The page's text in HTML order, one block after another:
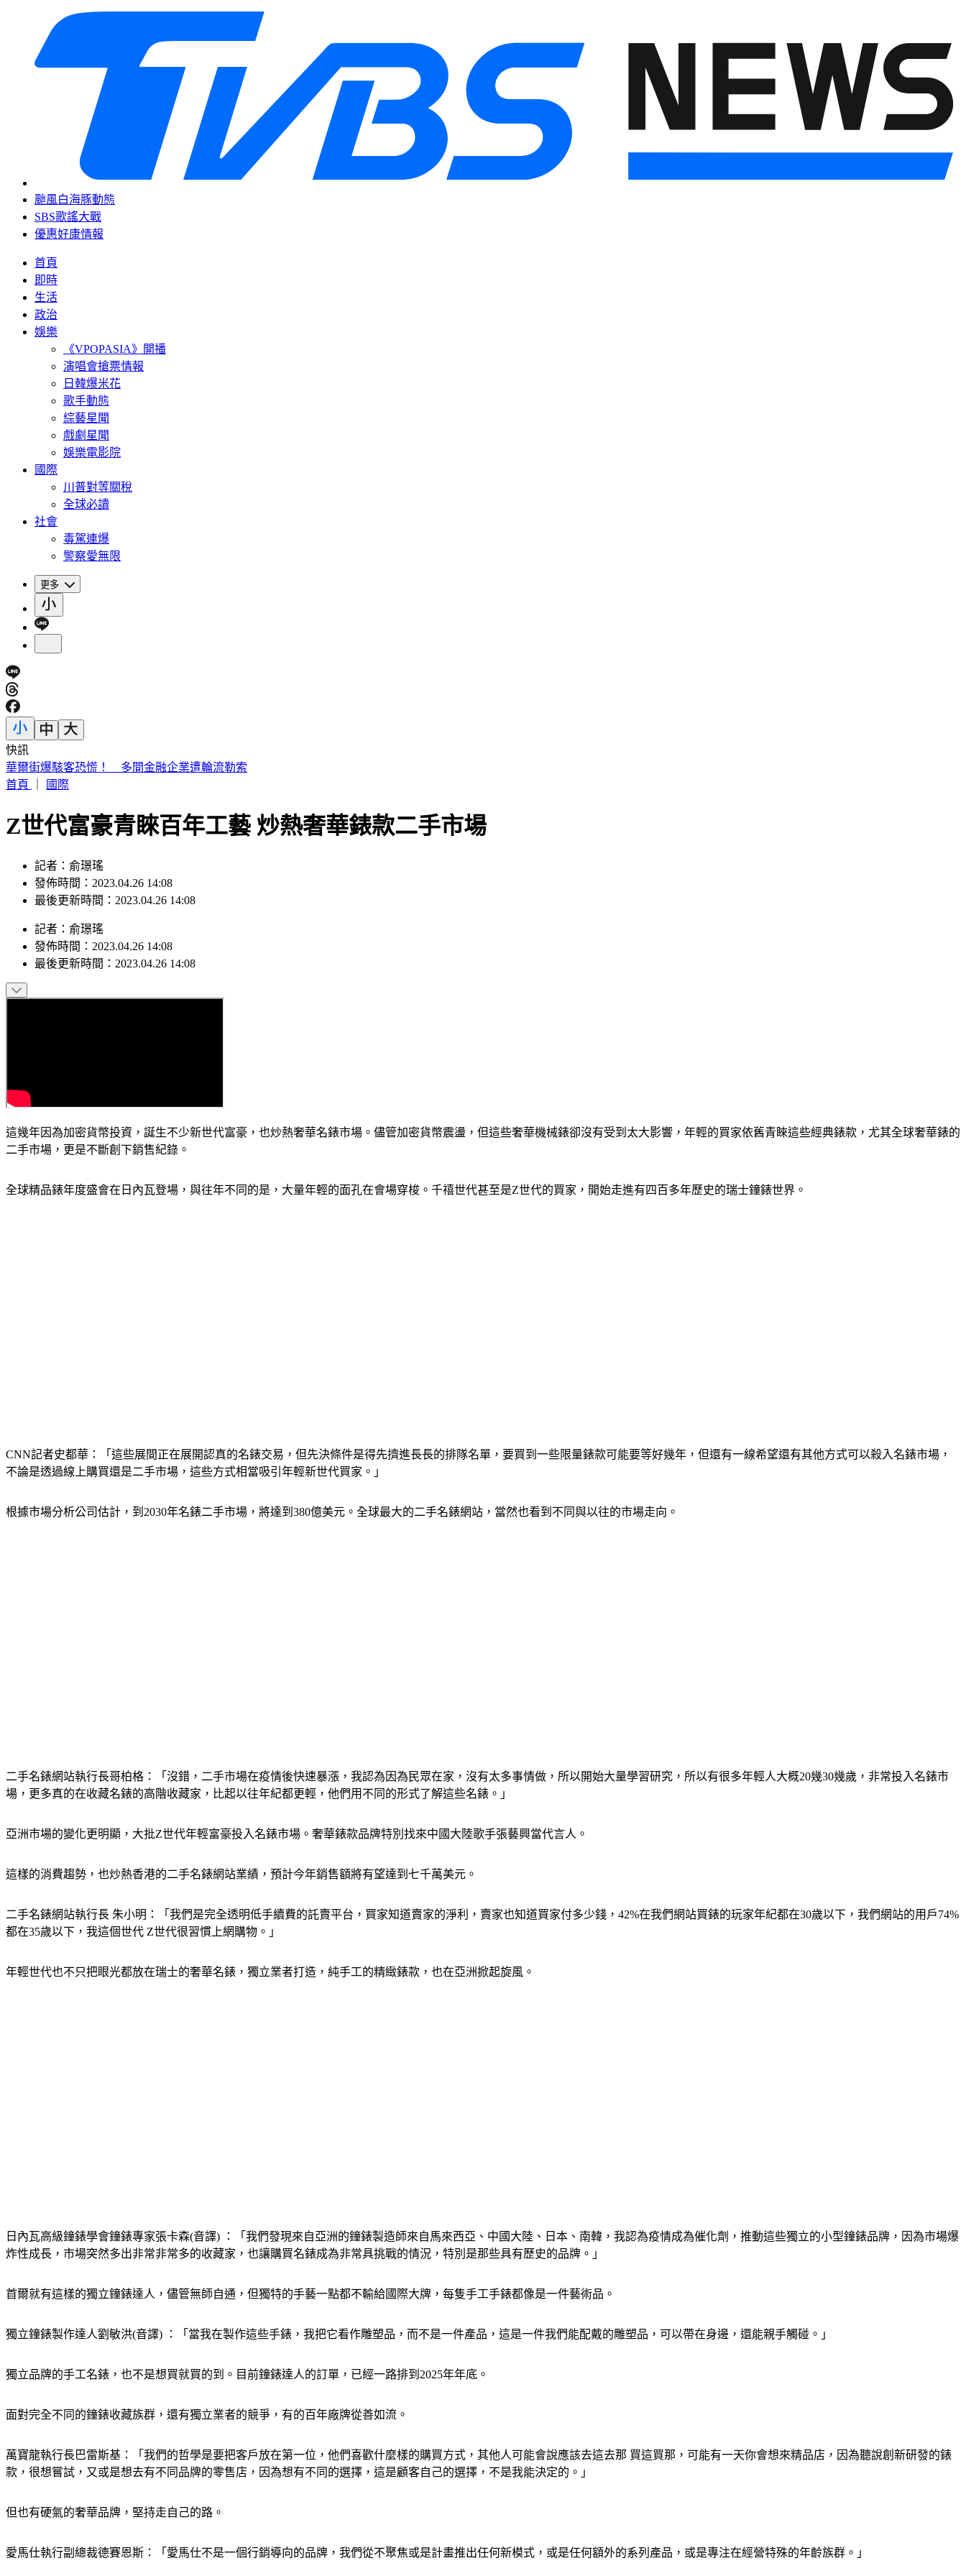
颱風白海豚動態
SBS歌謠大戰
優惠好康情報
首頁
即時
生活
政治
娛樂
《VPOPASIA》開播
演唱會搶票情報
日韓爆米花
歌手動態
綜藝星聞
戲劇星聞
娛樂電影院
國際
川普對等關稅
全球必讀
社會
毒駕連爆
警察愛無限
更多
快訊
華爾街爆駭客恐慌！ 多間金融企業遭輪流勒索
首頁
國際
Z世代富豪青睞百年工藝 炒熱奢華錶款二手市場
記者：俞璟瑤
發佈時間：2023.04.26 14:08
最後更新時間：2023.04.26 14:08
記者 ： 俞璟瑤
發佈時間： 2023.04.26 14:08
最後更新時間： 2023.04.26 14:08
這幾年因為加密貨幣投資，誕生不少新世代富豪，也炒熱奢華名錶市場。儘管加密貨幣震盪，但這些奢華機械錶卻沒有受到太大影響，年輕的買家依舊青睞這些經典錶款，尤其全球奢華錶的
二手市場，更是不斷創下銷售紀錄。
全球精品錶年度盛會在日內瓦登場，與往年不同的是，大量年輕的面孔在會場穿梭。千禧世代甚至是Z世代的買家，開始走進有四百多年歷史的瑞士鐘錶世界。
CNN記者史都華：「這些展間正在展開認真的名錶交易，但先決條件是得先擠進長長的排隊名單，要買到一些限量錶款可能要等好幾年，但還有一線希望還有其他方式可以殺入名錶市場，
不論是透過線上購買還是二手市場，這些方式相當吸引年輕新世代買家。」
根據市場分析公司估計，到2030年名錶二手市場，將達到380億美元。全球最大的二手名錶網站，當然也看到不同與以往的市場走向。
二手名錶網站執行長哥柏格：「沒錯，二手市場在疫情後快速暴漲，我認為因為民眾在家，沒有太多事情做，所以開始大量學習研究，所以有很多年輕人大概20幾30幾歲，非常投入名錶市
場，更多真的在收藏名錶的高階收藏家，比起以往年紀都更輕，他們用不同的形式了解這些名錶。」
亞洲市場的變化更明顯，大批Z世代年輕富豪投入名錶市場。奢華錶款品牌特別找來中國大陸歌手張藝興當代言人。
這樣的消費趨勢，也炒熱香港的二手名錶網站業績，預計今年銷售額將有望達到七千萬美元。
二手名錶網站執行長 朱小明：「我們是完全透明低手續費的託賣平台，買家知道賣家的淨利，賣家也知道買家付多少錢，42%在我們網站買錶的玩家年紀都在30歲以下，我們網站的用戶74%
都在35歲以下，我這個世代 Z世代很習慣上網購物。」
年輕世代也不只把眼光都放在瑞士的奢華名錶，獨立業者打造，純手工的精緻錶款，也在亞洲掀起旋風。
日內瓦高級鐘錶學會鐘錶專家張卡森(音譯) ：「我們發現來自亞洲的鐘錶製造師來自馬來西亞、中國大陸、日本、南韓，我認為疫情成為催化劑，推動這些獨立的小型鐘錶品牌，因為市場爆
炸性成長，市場突然多出非常非常多的收藏家，也讓購買名錶成為非常具挑戰的情況，特別是那些具有歷史的品牌。」
首爾就有這樣的獨立鐘錶達人，儘管無師自通，但獨特的手藝一點都不輸給國際大牌，每隻手工手錶都像是一件藝術品。
獨立鐘錶製作達人劉敏洪(音譯) ：「當我在製作這些手錶，我把它看作雕塑品，而不是一件產品，這是一件我們能配戴的雕塑品，可以帶在身邊，還能親手觸碰。」
獨立品牌的手工名錶，也不是想買就買的到。目前鐘錶達人的訂單，已經一路排到2025年年底。
面對完全不同的鐘錶收藏族群，還有獨立業者的競爭，有的百年廠牌從善如流。
萬寶龍執行長巴雷斯基：「我們的哲學是要把客戶放在第一位，他們喜歡什麼樣的購買方式，其他人可能會說應該去這去那 買這買那，可能有一天你會想來精品店，因為聽說創新研發的錶
款，很想嘗試，又或是想去有不同品牌的零售店，因為想有不同的選擇，這是顧客自己的選擇，不是我能決定的。」
但也有硬氣的奢華品牌，堅持走自己的路。
愛馬仕執行副總裁德賽恩斯：「愛馬仕不是一個行銷導向的品牌，我們從不聚焦或是計畫推出任何新模式，或是任何額外的系列產品，或是專注在經營特殊的年齡族群。」